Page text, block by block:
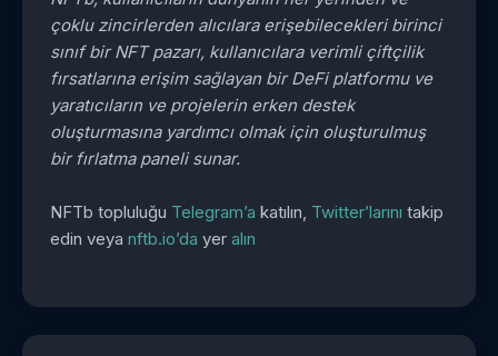
çoklu zincirlerden alıcılara erişebilecekleri birinci
sınıf bir NFT pazarı, kullanıcılara verimli çiftçilik
fırsatlarına erişim sağlayan bir DeFi platformu ve
yaratıcıların ve projelerin erken destek
oluşturmasına yardımcı olmak için oluşturulmuş
bir fırlatma paneli sunar.
NFTb topluluğu Telegram’a katılın, Twitter’larını takip
edin veya nftb.io’da yer alın